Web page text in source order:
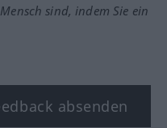
sind, indem Sie ein
absenden